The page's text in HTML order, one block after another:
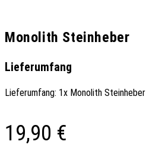
Monolith Steinheber
Lieferumfang
Lieferumfang: 1x Monolith Steinheber
19,90 €